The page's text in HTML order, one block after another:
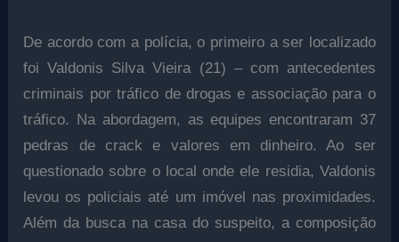
De acordo com a polícia, o primeiro a ser localizado
foi Valdonis Silva Vieira (21) – com antecedentes
criminais por tráfico de drogas e associação para o
tráfico. Na abordagem, as equipes encontraram 37
pedras de crack e valores em dinheiro. Ao ser
questionado sobre o local onde ele residia, Valdonis
levou os policiais até um imóvel nas proximidades.
Além da busca na casa do suspeito, a composição